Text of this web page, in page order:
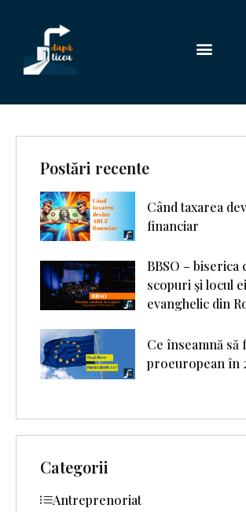
Postări recente
Când taxarea
financiar
BBSO – biserica
scopuri şi locul
evanghelic din
Ce înseamnă să
proeuropean în
Categorii
Antreprenoriat